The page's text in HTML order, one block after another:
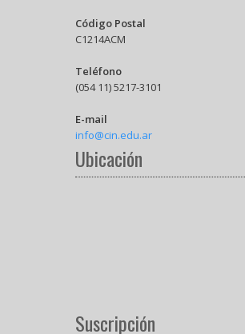
Código Postal
C1214ACM
Teléfono
(054 11) 5217-3101
E-mail
info@cin.edu.ar
Ubicación
Suscripción